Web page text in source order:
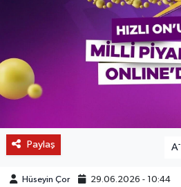
Paylaş A-
Hüseyin Çor 29.06.2026 - 10:44